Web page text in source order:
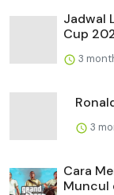
Jadwal
Cup
3
3
Cara
Muncul